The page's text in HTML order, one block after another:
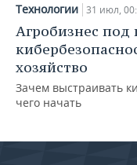
Технологии 31 июл,
Агробизнес
хозяйство
Зачем выстраивать
чего начать